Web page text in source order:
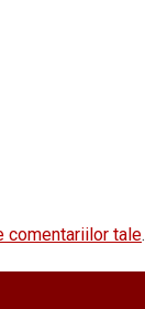
comentariilor tale.